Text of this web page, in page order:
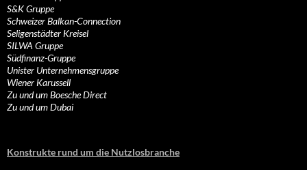
S&K Gruppe
Schweizer Balkan-Connection
Seligenstädter Kreisel
SILWA Gruppe
Südfinanz-Gruppe
Unister Unternehmensgruppe
Wiener Karussell
Zu und um Boesche Direct
Zu und um Dubai
Konstrukte rund um die Nutzlosbranche